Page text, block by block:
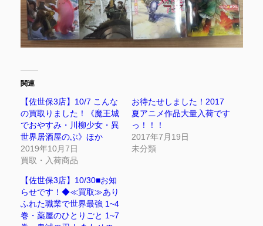
関連
【佐世保3店】10/7 こんな
の買取りました！《魔王城
でおやすみ・川柳少女・異
世界居酒屋のぶ》ほか
2019年10月7日
買取・入荷商品
お待たせしました！2017
夏アニメ作品大量入荷です
っ！！！
2017年7月19日
未分類
【佐世保3店】10/30■お知
らせです！◆≪買取≫あり
ふれた職業で世界最強 1~4
巻・薬屋のひとりごと 1~7